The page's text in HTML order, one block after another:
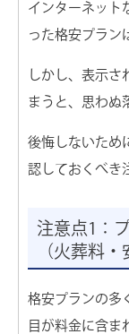
インターネット
った格安プラン
しかし、表示さ
まうと、思わぬ
後悔しないため
認しておくべき
注意点1：
（火葬料
格安プランの多
目が料金に含ま